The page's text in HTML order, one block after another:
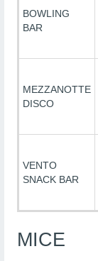
BOWLING
BAR
MEZZANOTTE
DISCO
VENTO
SNACK BAR
MICE